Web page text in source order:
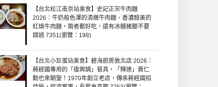
【台北松江南京站美食】史記正宗牛肉麵
2026：牛奶般色澤的清燉牛肉麵、香濃醇美的
紅燒牛肉麵，兩者都好吃，還有冰糖豬腳不要
錯過 7351(瀏覽：198)
【台北小巨蛋站美食】碧海廚房敦北店 2026：
蔣經國專用的「復興鍋」餐具，「輝達」黃仁
勳也來朝聖！1970年創立老店，傳承蔣經國招